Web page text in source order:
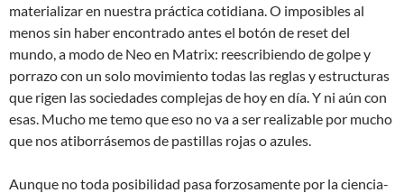
materializar en nuestra práctica cotidiana. O imposibles al
menos sin haber encontrado antes el botón de reset del
mundo, a modo de Neo en Matrix: reescribiendo de golpe y
porrazo con un solo movimiento todas las reglas y estructuras
que rigen las sociedades complejas de hoy en día. Y ni aún con
esas. Mucho me temo que eso no va a ser realizable por mucho
que nos atiborrásemos de pastillas rojas o azules.
Aunque no toda posibilidad pasa forzosamente por la ciencia-